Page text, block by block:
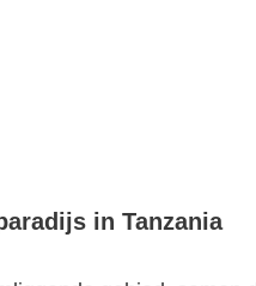
in Tanzania